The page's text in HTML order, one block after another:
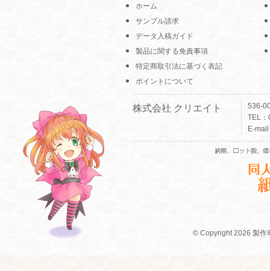
ホーム
サンプル請求
データ入稿ガイド
製品に関する免責事項
特定商取引法に基づく表記
ポイントについて
株式会社 クリエイト
536-
TEL
E-
© Copyright 2026 製作